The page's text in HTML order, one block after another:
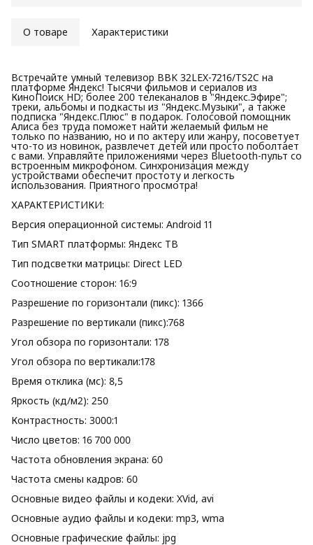
О товаре Характеристики
Встречайте умный телевизор BBK 32LEX-7216/TS2C на
платформе Яндекс! Тысячи фильмов и сериалов из
КиноПоиск HD; более 200 телеканалов в "Яндекс.Эфире";
треки, альбомы и подкасты из "Яндекс.Музыки", а также
подписка "Яндекс.Плюс" в подарок. Голосовой помощник
Алиса без труда поможет найти желаемый фильм не
только по названию, но и по актеру или жанру, посоветует
что-то из новинок, развлечет детей или просто поболтает
с вами. Управляйте приложениями через Bluetooth-пульт со
встроенным микрофоном. Синхронизация между
устройствами обеспечит простоту и легкость
использования. Приятного просмотра!
ХАРАКТЕРИСТИКИ:
Версия операционной системы: Android 11
Тип SMART платформы: Яндекс ТВ
Тип подсветки матрицы: Direct LED
Соотношение сторон: 16:9
Разрешение по горизонтали (пикс): 1366
Разрешение по вертикали (пикс):768
Угол обзора по горизонтали: 178
Угол обзора по вертикали:178
Время отклика (мс): 8,5
Яркость (кд/м2): 250
Контрастность: 3000:1
Число цветов: 16 700 000
Частота обновления экрана: 60
Частота смены кадров: 60
Основные видео файлы и кодеки: XVid, avi
Основные аудио файлы и кодеки: mp3, wma
Основные графические файлы: jpg